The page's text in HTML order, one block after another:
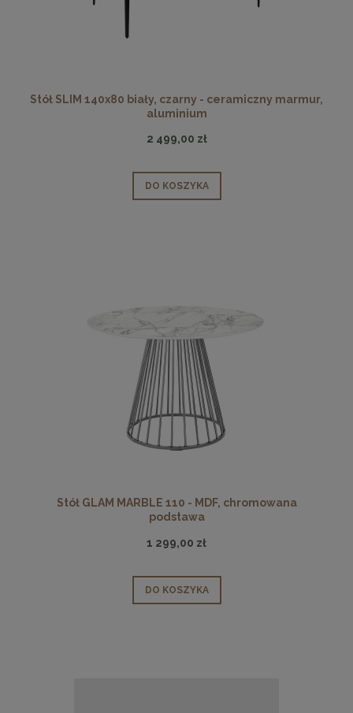
Stół SLIM 140x80 biały, czarny - ceramiczny marmur,
aluminium
2 499,00 zł
DO KOSZYKA
Stół GLAM MARBLE 110 - MDF, chromowana
podstawa
1 299,00 zł
DO KOSZYKA